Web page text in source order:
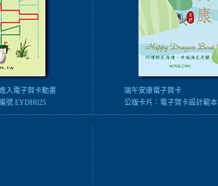
入電子賀卡動畫
號 EYDH025
端午安康電子賀卡
公版卡片： 電子賀卡設計範本